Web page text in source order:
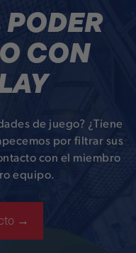
CON
de juego? ¿Tiene
por filtrar sus
con el miembro
equipo.
→